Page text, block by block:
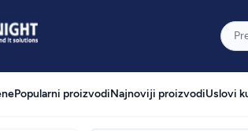
Popularni proizvodiNajnoviji proizvodiUslovi